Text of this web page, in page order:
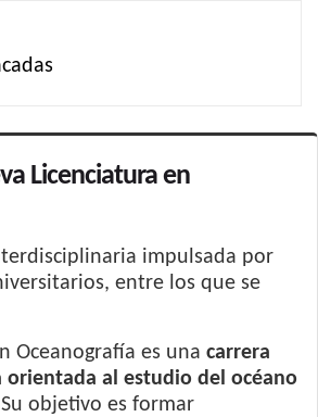
Licenciatura en
impulsada por
entre los que se
Oceanografía es una carrera
al estudio del océano
objetivo es formar